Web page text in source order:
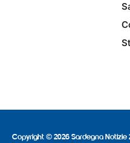
Copyright © 2026 Sardegna Notizie